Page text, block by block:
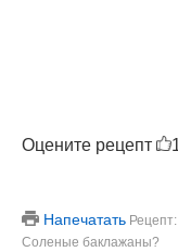
Оцените рецепт
Напечатать
Соленые баклажаны?